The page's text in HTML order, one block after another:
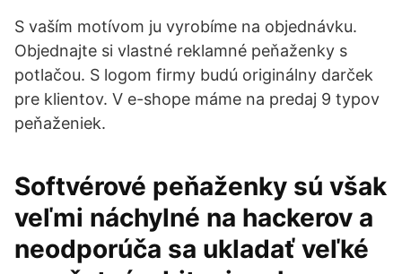
S vaším motívom ju vyrobíme na objednávku.
Objednajte si vlastné reklamné peňaženky s
potlačou. S logom firmy budú originálny darček
pre klientov. V e-shope máme na predaj 9 typov
peňaženiek.
Softvérové peňaženky sú však
veľmi náchylné na hackerov a
neodporúča sa ukladať veľké